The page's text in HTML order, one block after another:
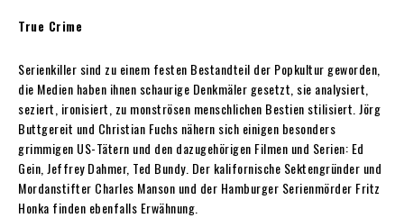
True Crime
Serienkiller sind zu einem festen Bestandteil der Popkultur geworden,
die Medien haben ihnen schaurige Denkmäler gesetzt, sie analysiert,
seziert, ironisiert, zu monströsen menschlichen Bestien stilisiert. Jörg
Buttgereit und Christian Fuchs nähern sich einigen besonders
grimmigen US-Tätern und den dazugehörigen Filmen und Serien: Ed
Gein, Jeffrey Dahmer, Ted Bundy. Der kalifornische Sektengründer und
Mordanstifter Charles Manson und der Hamburger Serienmörder Fritz
Honka finden ebenfalls Erwähnung.